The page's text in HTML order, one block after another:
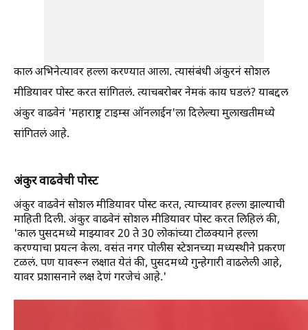
काल अभिनेत्यावर हल्ला करण्यात आला. त्यासंबंधी अंकुरनं सोशल
मीडियावर पोस्ट करत सांगितलं. त्याचबरोबर नेमकं काय घडलं? याबद्दल
अंकुर वाढवेनं 'महाराष्ट्र टाइम्स ऑनलाईन'ला दिलेल्या मुलाखतीमध्ये
सांगितलं आहे.
अंकुर वाढवेची पोस्ट
अंकुर वाढवेनं सोशल मीडियावर पोस्ट करत, त्याच्यावर हल्ला झाल्याची
माहिती दिली. अंकुर वाढवेनं सोशल मीडियावर पोस्ट करत लिहिलं की,
'काल पुसदमध्ये माझ्यावर 20 ते 30 लोकांच्या टोळक्याने हल्ला
करण्याचा प्रयत्न केला. वसंत नगर पोलीस स्टेशनच्या मध्यस्थीने प्रकरण
टळलं. पण यावरून लक्षात येतं की, पुसदमध्ये गुन्हेगारी वाढलेली आहे,
यावर प्रशासनाने लक्ष देणं गरजेचं आहे.'